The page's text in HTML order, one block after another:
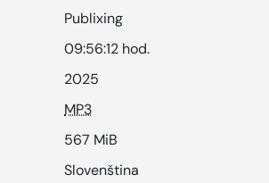
Publixing
09:56:12 hod.
2025
MP3
567 MiB
Slovenština